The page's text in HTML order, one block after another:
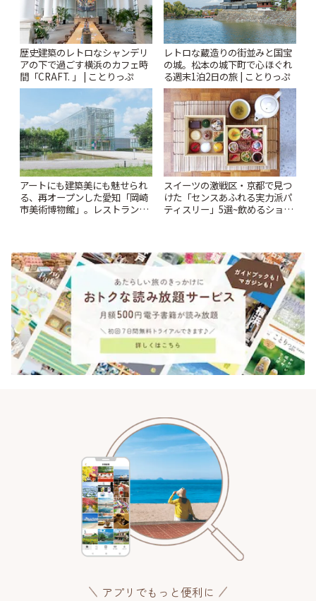
歴史建築のレトロなシャンデリ
アの下で過ごす横浜のカフェ時
間「CRAFT. 」 | ことりっぷ
レトロな蔵造りの街並みと国宝
の城。松本の城下町で心ほぐれ
る週末1泊2日の旅 | ことりっぷ
アートにも建築美にも魅せられ
る、再オープンした愛知「岡崎
市美術博物館」。レストランや
スイーツの激戦区・京都で見つ
けた「センスあふれる実力派パ
ティスリー」5選~飲めるショー
アプリでもっと便利に